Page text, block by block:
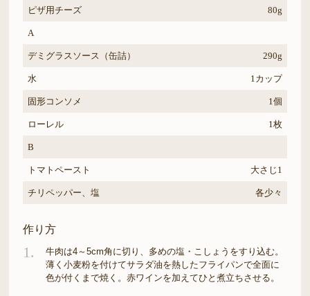
ピザ用チーズ 80g
A
デミグラスソース（缶詰） 290g
水 1カップ
固形コンソメ 1個
ローレル 1枚
B
トマトペースト 大さじ1
チリペッパー、塩 各少々
作り方
1.
牛肉は4～5cm角に切り、多めの塩・こしょうをすり込む。
薄く小麦粉を付けてサラダ油を熱したフライパンで全面に
色が付くまで焼く。赤ワインを加えてひと煮立ちさせる。